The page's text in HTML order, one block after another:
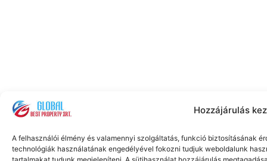
Hozzájárulás
A felhasználói élmény és valamennyi szolgáltatás, funkció biztosításának
technológiák használatának engedélyével fokozni tudjuk weboldalunk